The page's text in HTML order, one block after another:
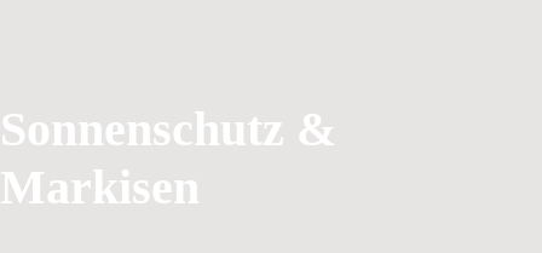
Sonnenschutz &
Markisen